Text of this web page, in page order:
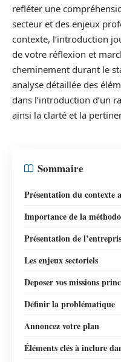
refléter une
secteur et des enjeux
contexte, l’introduction
de votre réflexion et
cheminement durant le
analyse détaillée des
dans l’introduction d’un
ainsi la clarté et la
Sommaire
Présentation du contexte
Importance de la
Présentation de
Les enjeux sectoriels
Deposer vos missions
Définir la problématique
Annoncez votre plan
Éléments clés à inclure